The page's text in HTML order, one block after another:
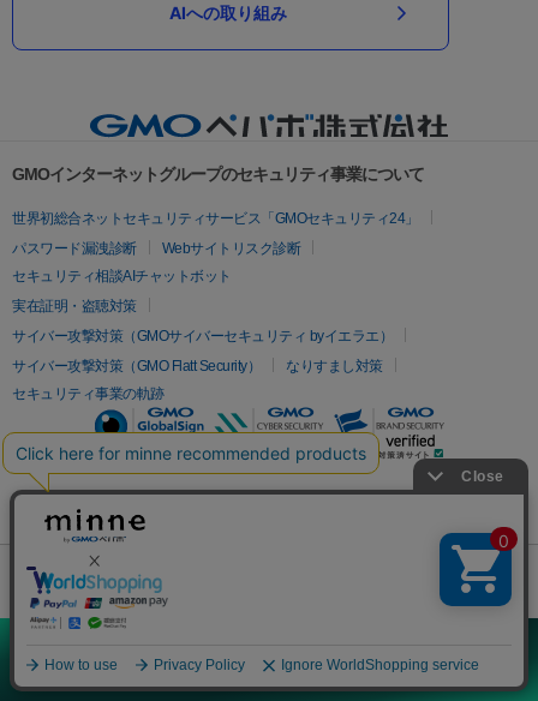
AIへの取り組み
GMOインターネットグループのセキュリティ事業について
世界初総合ネットセキュリティサービス「GMOセキュリティ24」
パスワード漏洩診断
Webサイトリスク診断
セキュリティ相談AIチャットボット
実在証明・盗聴対策
サイバー攻撃対策（GMOサイバーセキュリティ byイエラエ）
サイバー攻撃対策（GMO Flatt Security）
なりすまし対策
セキュリティ事業の軌跡
無料診断